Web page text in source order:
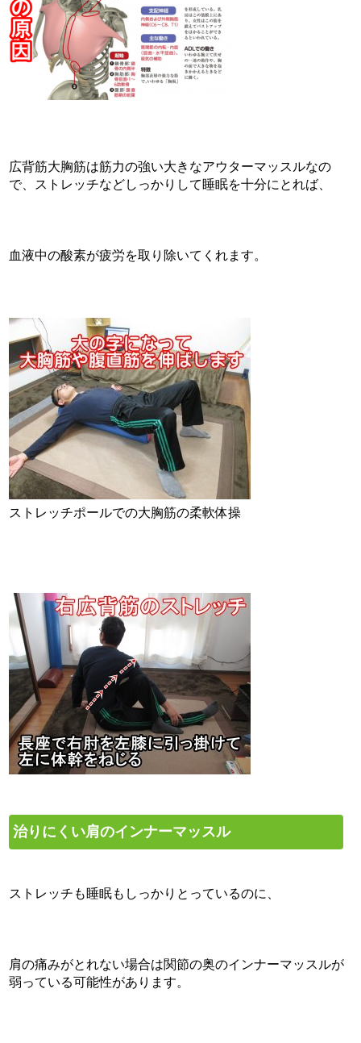
広背筋大胸筋は筋力の強い大きなアウターマッスルなの
で、ストレッチなどしっかりして睡眠を十分にとれば、
血液中の酸素が疲労を取り除いてくれます。
ストレッチポールでの大胸筋の柔軟体操
治りにくい肩のインナーマッスル
ストレッチも睡眠もしっかりとっているのに、
肩の痛みがとれない場合は関節の奥のインナーマッスルが
弱っている可能性があります。